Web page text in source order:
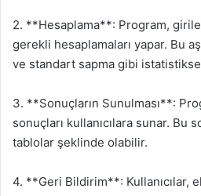
2. **Hesaplama**: Program,
gerekli hesaplamaları yapar. Bu
ve standart sapma gibi
3. **Sonuçların Sunulması**:
sonuçları kullanıcılara sunar. Bu
tablolar şeklinde olabilir.
4. **Geri Bildirim**: Kullanıcılar,